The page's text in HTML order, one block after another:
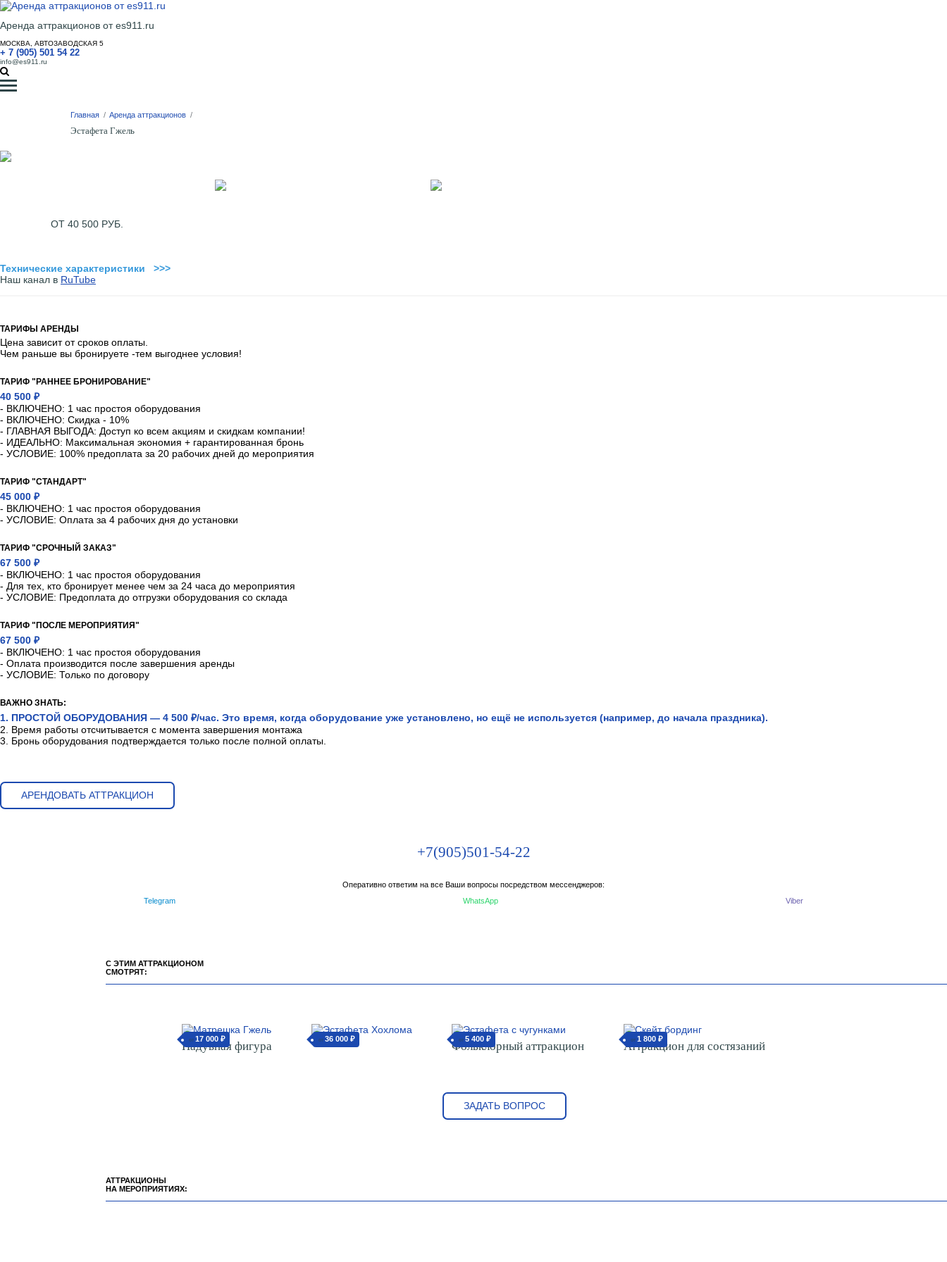
Аренда аттракционов от es911.ru
МОСКВА, АВТОЗАВОДСКАЯ 5
+ 7 (905) 501 54 22
info@es911.ru
Главная / Аренда аттракционов /
Эстафета Гжель
ОТ 40 500 РУБ.
Технические характеристики >>>
Наш канал в RuTube
ТАРИФЫ АРЕНДЫ
Цена зависит от сроков оплаты.
Чем раньше вы бронируете -тем выгоднее условия!
ТАРИФ "РАННЕЕ БРОНИРОВАНИЕ"
40 500 ₽
- ВКЛЮЧЕНО: 1 час простоя оборудования
- ВКЛЮЧЕНО: Скидка - 10%
- ГЛАВНАЯ ВЫГОДА: Доступ ко всем акциям и скидкам компании!
- ИДЕАЛЬНО: Максимальная экономия + гарантированная бронь
- УСЛОВИЕ: 100% предоплата за 20 рабочих дней до мероприятия
ТАРИФ "СТАНДАРТ"
45 000 ₽
- ВКЛЮЧЕНО: 1 час простоя оборудования
- УСЛОВИЕ: Оплата за 4 рабочих дня до установки
ТАРИФ "СРОЧНЫЙ ЗАКАЗ"
67 500 ₽
- ВКЛЮЧЕНО: 1 час простоя оборудования
- Для тех, кто бронирует менее чем за 24 часа до мероприятия
- УСЛОВИЕ: Предоплата до отгрузки оборудования со склада
ТАРИФ "ПОСЛЕ МЕРОПРИЯТИЯ"
67 500 ₽
- ВКЛЮЧЕНО: 1 час простоя оборудования
- Оплата производится после завершения аренды
- УСЛОВИЕ: Только по договору
ВАЖНО ЗНАТЬ:
1. ПРОСТОЙ ОБОРУДОВАНИЯ — 4 500 ₽/час. Это время, когда оборудование уже установлено, но ещё не используется (например, до начала праздника).
2. Время работы отсчитывается с момента завершения монтажа
3. Бронь оборудования подтверждается только после полной оплаты.
АРЕНДОВАТЬ АТТРАКЦИОН
+7(905)501-54-22
Оперативно ответим на все Ваши вопросы посредством мессенджеров:
Telegram
WhatsApp Viber
С ЭТИМ АТТРАКЦИОНОМ
СМОТРЯТ:
от 17 000 ₽
Надувная фигура от 36 000 ₽ от 5 400 ₽
Фольклорный аттракцион от 1 800 ₽
Аттракцион для состязаний
ЗАДАТЬ ВОПРОС
АТТРАКЦИОНЫ
НА МЕРОПРИЯТИЯХ: